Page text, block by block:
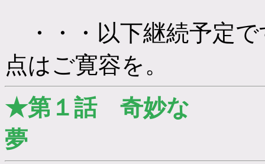
・・・以下継続予定
点はご寛容を。
★第１話 奇妙な
夢